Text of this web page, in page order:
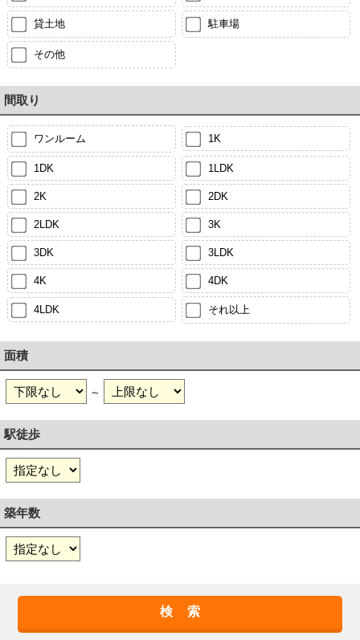
貸土地 駐車場
その他
間取り
ワンルーム 1K
1DK 1LDK
2K 2DK
2LDK 3K
3DK 3LDK
4K 4DK
4LDK それ以上
面積
～
駅徒歩
築年数